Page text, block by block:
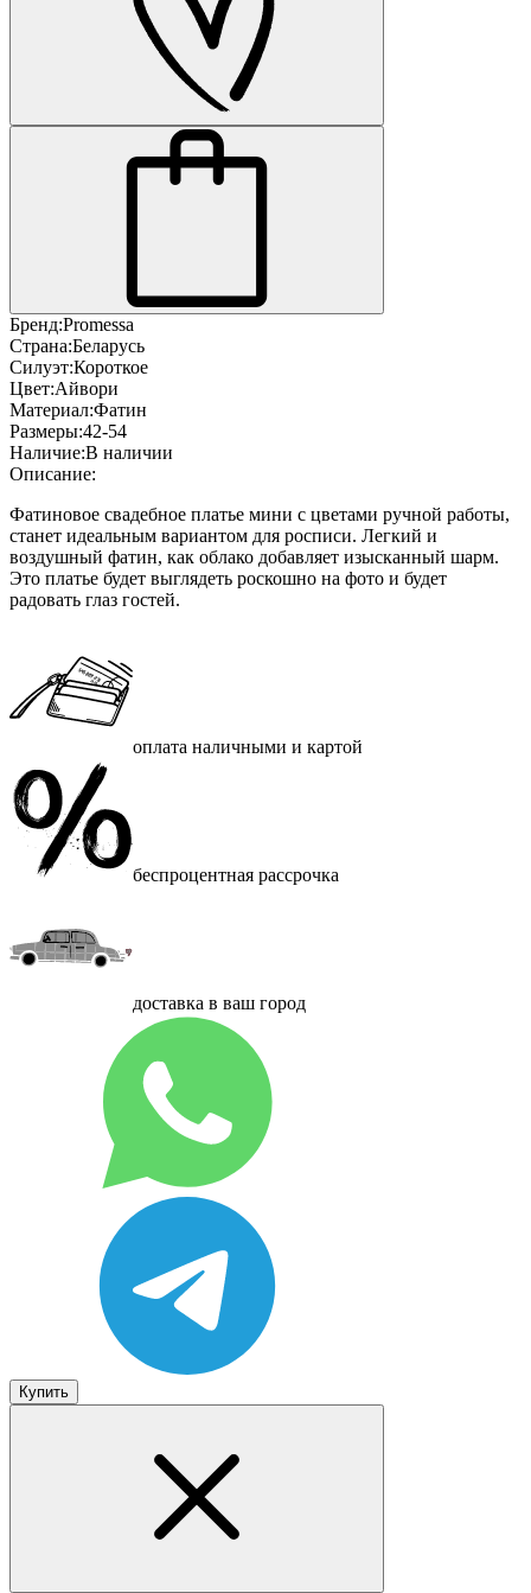
Бренд:Promessa
Страна:Беларусь
Силуэт:Короткое
Цвет:Айвори
Материал:Фатин
Размеры:42-54
Наличие:В наличии
Описание:
Фатиновое свадебное платье мини с цветами ручной работы,
станет идеальным вариантом для росписи. Легкий и
воздушный фатин, как облако добавляет изысканный шарм.
Это платье будет выглядеть роскошно на фото и будет
радовать глаз гостей.
оплата наличными и картой
беспроцентная рассрочка
доставка в ваш город
Купить